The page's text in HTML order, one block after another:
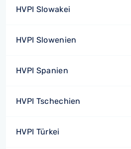
HVPI Slowakei
HVPI Slowenien
HVPI Spanien
HVPI Tschechien
HVPI Türkei